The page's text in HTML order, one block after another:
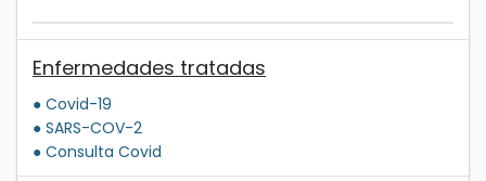
Enfermedades tratadas
● Covid-19
● SARS-COV-2
● Consulta Covid